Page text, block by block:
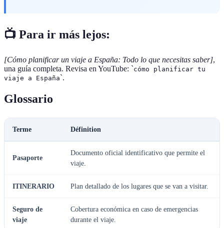
📺 Para ir más lejos:
[Cómo planificar un viaje a España: Todo lo que necesitas saber],
una guía completa. Revisa en YouTube: `cómo planificar tu
viaje a España`.
Glossario
Terme Définition
Pasaporte
Documento oficial identificativo que permite el
viaje.
ITINERARIO Plan detallado de los lugares que se van a visitar.
Seguro de
viaje
Cobertura económica en caso de emergencias
durante el viaje.